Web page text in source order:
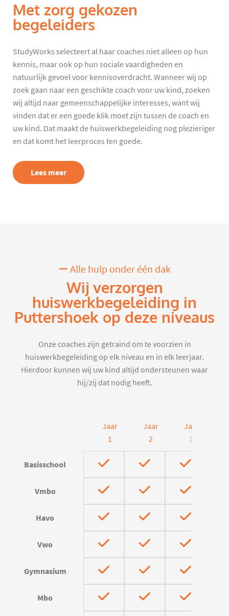
Met zorg gekozen
begeleiders
StudyWorks selecteert al haar coaches niet alleen op hun
kennis, maar ook op hun sociale vaardigheden en
natuurlijk gevoel voor kennisoverdracht. Wanneer wij op
zoek gaan naar een geschikte coach voor uw kind, zoeken
wij altijd naar gemeenschappelijke interesses, want wij
vinden dat er een goede klik moet zijn tussen de coach en
uw kind. Dat maakt de huiswerkbegeleiding nog plezieriger
en dat komt het leerproces ten goede.
Lees meer
Alle hulp onder één dak
Wij verzorgen
huiswerkbegeleiding in
Puttershoek op deze niveaus
Onze coaches zijn getraind om te voorzien in
huiswerkbegeleiding op elk niveau en in elk leerjaar.
Hierdoor kunnen wij uw kind altijd ondersteunen waar
hij/zij dat nodig heeft.
Jaar
1
Jaar
2
Jaar
3
Basisschool
Vmbo
Havo
Vwo
Gymnasium
Mbo